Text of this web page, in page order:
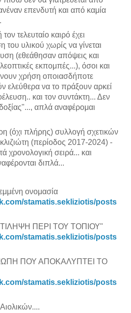
επενδυτή και από καμία
τελευταίο καιρό έχει
του υλικού χωρίς να γίνεται
(εθεάθησαν απόψεις και
εκπομπές...), όσοι και
χρήση οποιασδήποτε
ελεύθερα να το πράξουν αρκεί
και τον συντάκτη... Δεν
απλά αναφέρομαι
(όχι πλήρης) συλλογή σχετικών
(περίοδος 2017-2024) -
χρονολογική σειρά... και
διπλά...
ονομασία
stamatis.sekliziotis/posts
ΠΕΡΙ ΤΟΥ ΤΟΠΙΟΥ"
stamatis.sekliziotis/posts
ΠΟΥ ΑΠΟΚΑΛΥΠΤΕΙ ΤΟ
stamatis.sekliziotis/posts